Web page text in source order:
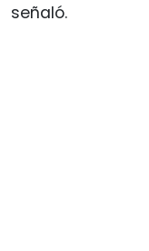
señaló.